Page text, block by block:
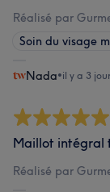
Réalisé par
Soin du visage
Nada•il y a 3
Maillot intégral
Réalisé par